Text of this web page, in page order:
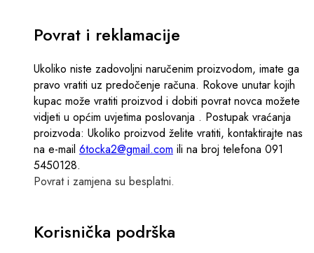
Povrat i reklamacije
Ukoliko niste zadovoljni naručenim proizvodom, imate ga
pravo vratiti uz predočenje računa. Rokove unutar kojih
kupac može vratiti proizvod i dobiti povrat novca možete
vidjeti u općim uvjetima poslovanja . Postupak vraćanja
proizvoda: Ukoliko proizvod želite vratiti, kontaktirajte nas
na e-mail 6tocka2@gmail.com ili na broj telefona 091
5450128.
Povrat i zamjena su besplatni.
Korisnička podrška